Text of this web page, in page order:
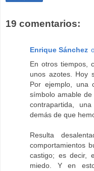
19 comentarios:
Enrique Sánchez
En otros tiempos,
unos azotes. Hoy
Por ejemplo, una
símbolo amable
contrapartida,
demás de que
Resulta
comportamientos
castigo; es decir,
miedo. Y en